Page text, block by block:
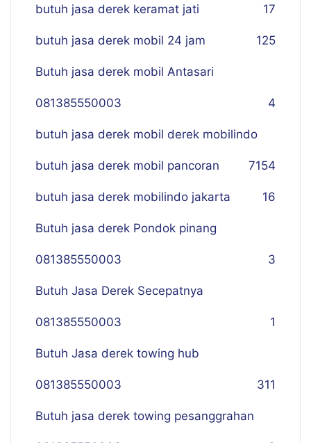
butuh jasa derek keramat jati 17
butuh jasa derek mobil 24 jam 125
Butuh jasa derek mobil Antasari
081385550003 4
butuh jasa derek mobil derek mobilindo
154
butuh jasa derek mobil pancoran 7
butuh jasa derek mobilindo jakarta 16
Butuh jasa derek Pondok pinang
081385550003 3
Butuh Jasa Derek Secepatnya
081385550003 1
Butuh Jasa derek towing hub
081385550003 311
Butuh jasa derek towing pesanggrahan